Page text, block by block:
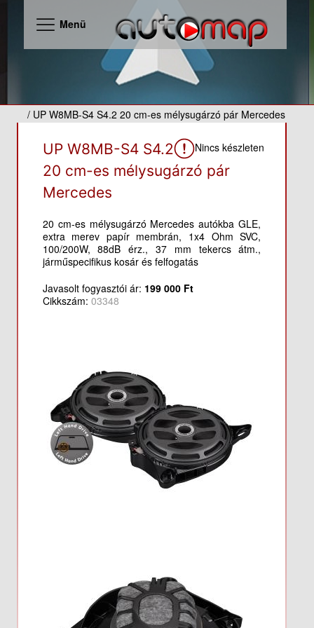
Menü
/ UP W8MB-S4 S4.2 20 cm-es mélysugárzó pár Mercedes
Nincs készleten
UP W8MB-S4 S4.2
20 cm-es mélysugárzó pár
Mercedes
20 cm-es mélysugárzó Mercedes autókba GLE,
extra merev papír membrán, 1x4 Ohm SVC,
100/200W, 88dB érz., 37 mm tekercs átm.,
járműspecifikus kosár és felfogatás
Javasolt fogyasztói ár: 199 000 Ft
Cikkszám: 03348